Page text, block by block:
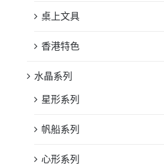
桌上文具
香港特色
水晶系列
星形系列
帆船系列
心形系列